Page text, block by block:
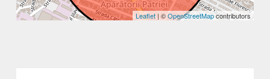
Leaflet | ©OpenStreetMapcontributors